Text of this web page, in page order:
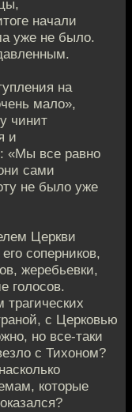
начали
уже не было.
на
мало»,
чинит
и
«Мы все равно
сами
не было уже
Церкви
соперников,
жеребьевки,
голосов.
с Церковью
но все-таки
с Тихоном?
которые